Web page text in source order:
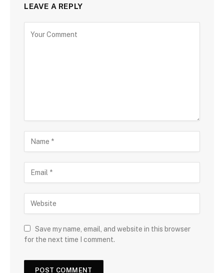
LEAVE A REPLY
Save my name, email, and website in this browser
for the next time I comment.